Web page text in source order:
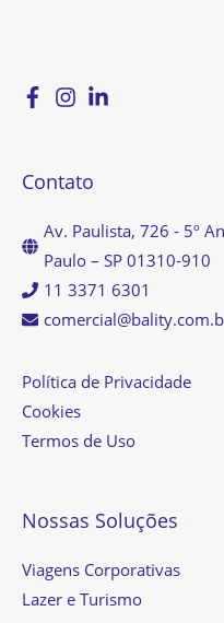
Contato
Av. Paulista, 726 - 5º
Paulo – SP 01310-910
11 3371 6301
Política de Privacidade
Cookies
Termos de Uso
Nossas Soluções
Viagens Corporativas
Lazer e Turismo